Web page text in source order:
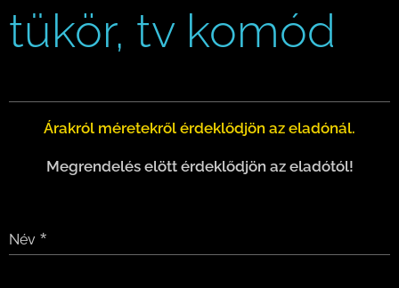
tükör, tv komód
Árakról méretekről érdeklődjön az eladónál.
Megrendelés elött érdeklődjön az eladótól!
Név